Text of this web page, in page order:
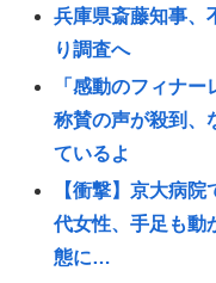
兵庫県斎藤知事、
り調査へ
「感動のフィナ
称賛の声が殺到、
ているよ
【衝撃】京大病
代女性、手足も動
態に…